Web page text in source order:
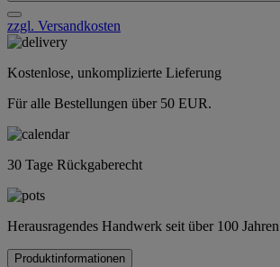
zzgl. Versandkosten
Kostenlose, unkomplizierte Lieferung
Für alle Bestellungen über 50 EUR.
30 Tage Rückgaberecht
Herausragendes Handwerk seit über 100 Jahren
Produktinformationen